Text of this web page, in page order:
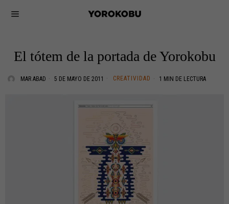
El tótem de la portada de Yorokobu
MAR ABAD 5 DE MAYO DE 2011 CREATIVIDAD 1 MIN DE LECTURA